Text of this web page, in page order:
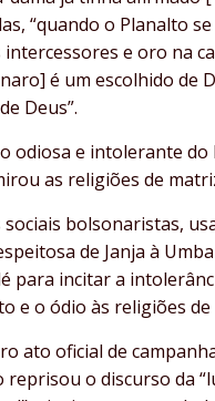
“quando o Planalto
intercessores e oro na
é um escolhido de
Deus”.
odiosa e intolerante
as religiões de
sociais bolsonaristas,
de Janja à
para incitar a
e o ódio às religiões
ato oficial de
reprisou o discurso da